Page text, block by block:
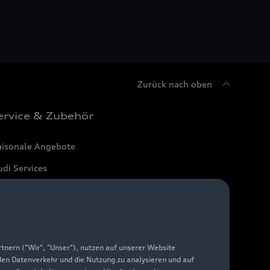
("Wir", "Unser"), nutzen auf unserer Website
Datenverkehr und die Nutzung zu analysieren und auf
Zurück nach oben
& Zubehör
Angebote
Services